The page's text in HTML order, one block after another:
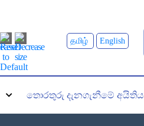
தமிழ் English
තොරතුරු දැනගැනීමේ අයිතිය